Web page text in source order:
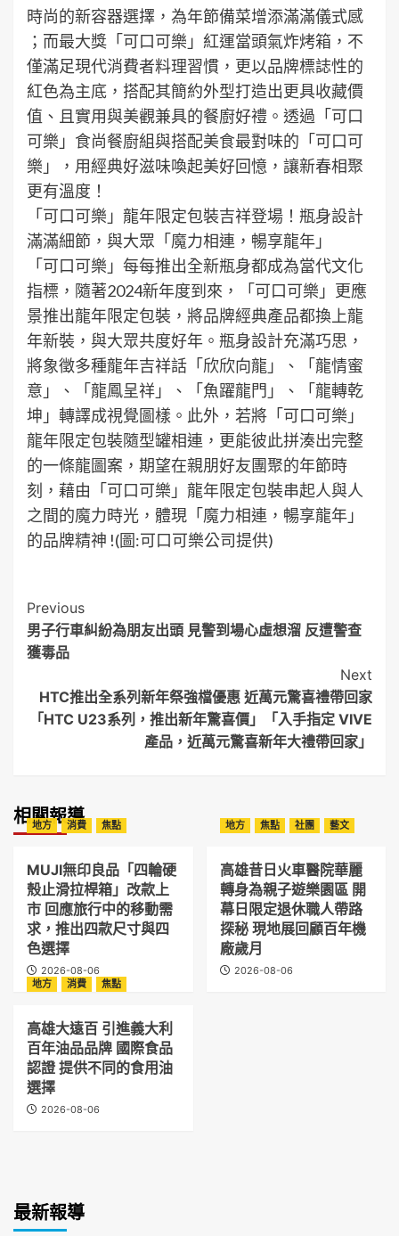
時尚的新容器選擇，為年節備菜增添滿滿儀式感
；而最大獎「可口可樂」紅運當頭氣炸烤箱，不
僅滿足現代消費者料理習慣，更以品牌標誌性的
紅色為主底，搭配其簡約外型打造出更具收藏價
值、且實用與美觀兼具的餐廚好禮。透過「可口
可樂」食尚餐廚組與搭配美食最對味的「可口可
樂」，用經典好滋味喚起美好回憶，讓新春相聚
更有溫度！
「可口可樂」龍年限定包裝吉祥登場！瓶身設計
滿滿細節，與大眾「魔力相連，暢享龍年」
「可口可樂」每每推出全新瓶身都成為當代文化
指標，隨著2024新年度到來，「可口可樂」更應
景推出龍年限定包裝，將品牌經典產品都換上龍
年新裝，與大眾共度好年。瓶身設計充滿巧思，
將象徵多種龍年吉祥話「欣欣向龍」、「龍情蜜
意」、「龍鳳呈祥」、「魚躍龍門」、「龍轉乾
坤」轉譯成視覺圖樣。此外，若將「可口可樂」
龍年限定包裝隨型罐相連，更能彼此拼湊出完整
的一條龍圖案，期望在親朋好友團聚的年節時
刻，藉由「可口可樂」龍年限定包裝串起人與人
之間的魔力時光，體現「魔力相連，暢享龍年」
的品牌精神 !(圖:可口可樂公司提供)
Post
Navigation
Previous
男子行車糾紛為朋友出頭 見警到場心虛想溜 反遭警查
獲毒品
Next
HTC推出全系列新年祭強檔優惠 近萬元驚喜禮帶回家
「HTC U23系列，推出新年驚喜價」「入手指定 VIVE
產品，近萬元驚喜新年大禮帶回家」
相關報導
地方 消費 焦點
MUJI無印良品「四輪硬
殼止滑拉桿箱」改款上
市 回應旅行中的移動需
求，推出四款尺寸與四
色選擇
2026-08-06
地方 焦點 社團 藝文
高雄昔日火車醫院華麗
轉身為親子遊樂園區 開
幕日限定退休職人帶路
探秘 現地展回顧百年機
廠歲月
2026-08-06
地方
消費 焦點
高雄大遠百 引進義大利
百年油品品牌 國際食品
認證 提供不同的食用油
選擇
2026-08-06
最新報導